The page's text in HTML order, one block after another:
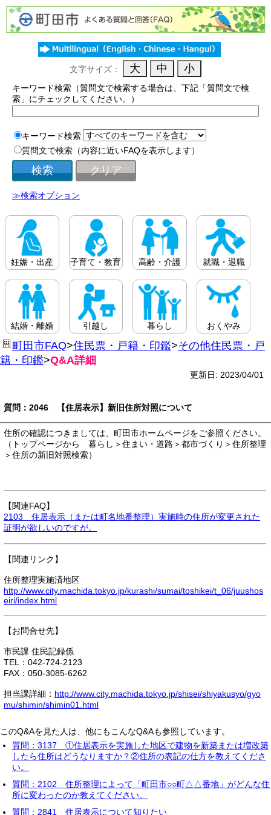
文字サイズ：
キーワード検索（質問文で検索する場合は、下記「質問文で検
索」にチェックしてください。）
キーワード検索
質問文で検索（内容に近いFAQを表示します）
≫検索オプション
妊娠・出産 子育て・教育 高齢・介護 就職・退職
結婚・離婚 引越し 暮らし おくやみ
町田市FAQ>住民票・戸籍・印鑑>その他住民票・戸
籍・印鑑>Q&A詳細
更新日: 2023/04/01
質問：2046 【住居表示】新旧住所対照について
住所の確認につきましては、町田市ホームページをご参照ください。
（トップページから 暮らし＞住まい・道路＞都市づくり＞住所整理
＞住所の新旧対照検索）
【関連FAQ】
2103 住居表示（または町名地番整理）実施時の住所が変更された
証明が欲しいのですが。
【関連リンク】
住所整理実施済地区
http://www.city.machida.tokyo.jp/kurashi/sumai/toshikei/t_06/juushos
eiri/index.html
【お問合せ先】
市民課 住民記録係
TEL：042-724-2123
FAX：050-3085-6262
担当課詳細： http://www.city.machida.tokyo.jp/shisei/shiyakusyo/gyo
mu/shimin/shimin01.html
このQ&Aを見た人は、他にもこんなQ&Aも参照しています。
質問：3137 ①住居表示を実施した地区で建物を新築または増改築
したら住所はどうなりますか？②住所の表記の仕方を教えてくださ
い。
質問：2102 住所整理によって「町田市○○町△△番地」がどんな住
所に変わったのか教えてください。
質問：2841 住居表示について知りたい